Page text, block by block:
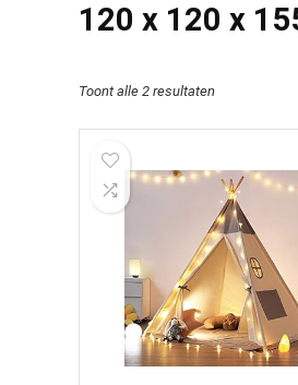
‎120 x 120 x
Toont alle 2 resultaten